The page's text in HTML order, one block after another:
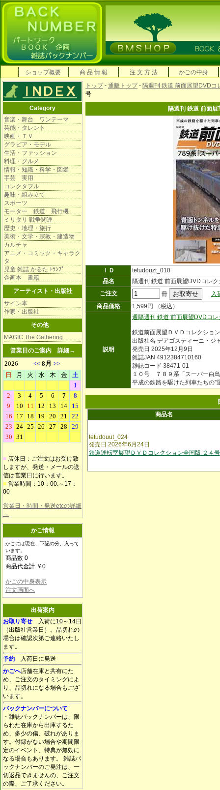
ショップ概要 商 品 情 報 注 文 方 法 かごの中身
Category
音楽・舞台 ワンテーマ
芸能・タレント
映画・ＴＶ
グラビア・モデル
生活・ファッション
料理・グルメ
情報・知識・科学・図鑑
手芸 実用
コレクタブル
趣味・組み立て
スポーツ
モーター 鉄道 飛行機
ミリタリ 戦争関連
歴史・地理・旅行
美術・文学・宗教・建造物
カルチャ
アニメ・コミック・キャラク
タ
児童 雑誌 かるた ﾄﾗﾝﾌﾟ
企画本 書籍
アーティスト・出版社
サイン本
作家・出版社
その他
MAGIC The Gathering
営業日のご案内 詳細→
■ 店休日：ご注文はお受け致
しますが、発送・メールの送
信は営業日に行います。
■ 営業時間：10：00.～17：
00
営業日・時間・発送etcの詳細
→
かご情報
かごには現在、下記の分、入って
います。
商品数 0
商品代金計 ￥0
かごの中身表示
注文画面へ
出荷案内
お取り寄せ 入荷に10～14日
（出版社営業日）。品切れの
場合は確認次第ご連絡いたし
ます。
予約 入荷日に発送
かごへ店舗在庫と共有にた
め、ご注文のタイミングによ
り、品切れになる場合もござ
います。
バックナンバーについて
・雑誌バックナンバーは、限
られた在庫から出庫するた
め、多少の傷、破れがありま
す。付録がない場合や期間限
定のイベント、特典が無効に
なる場合もあります。 雑誌バ
ックナンバーのご発注は、一
切返品できませんの、ご注文
の際、ご了承ください。
トップ- 通販トップ- 隔週刊 鉄道 前面展望DVDコ
号
隔週刊 鉄道 前面
ＩＤ
tetudouzt_010
品名
隔週刊 鉄道 前面展望DVDコレ
ご注文
冊
入
商品価格
1,599円 （税込）
説明
週隔週刊 鉄道 前面展望DVDコ
鉄道前面展望ＤＶＤコレクショ
出版社名 デアゴスティーニ・ジ
発売日 2025年12月9日
雑誌JAN 4912384710160
雑誌コード 38471-01
１０号 ７８９系「スーパー白
平成の鉄路を駆けた列車たちの”
商品名
tetudouut_024
発売日 2026年6月24日
鉄道運転室展望ＤＶＤコレクション全国版 ２４号